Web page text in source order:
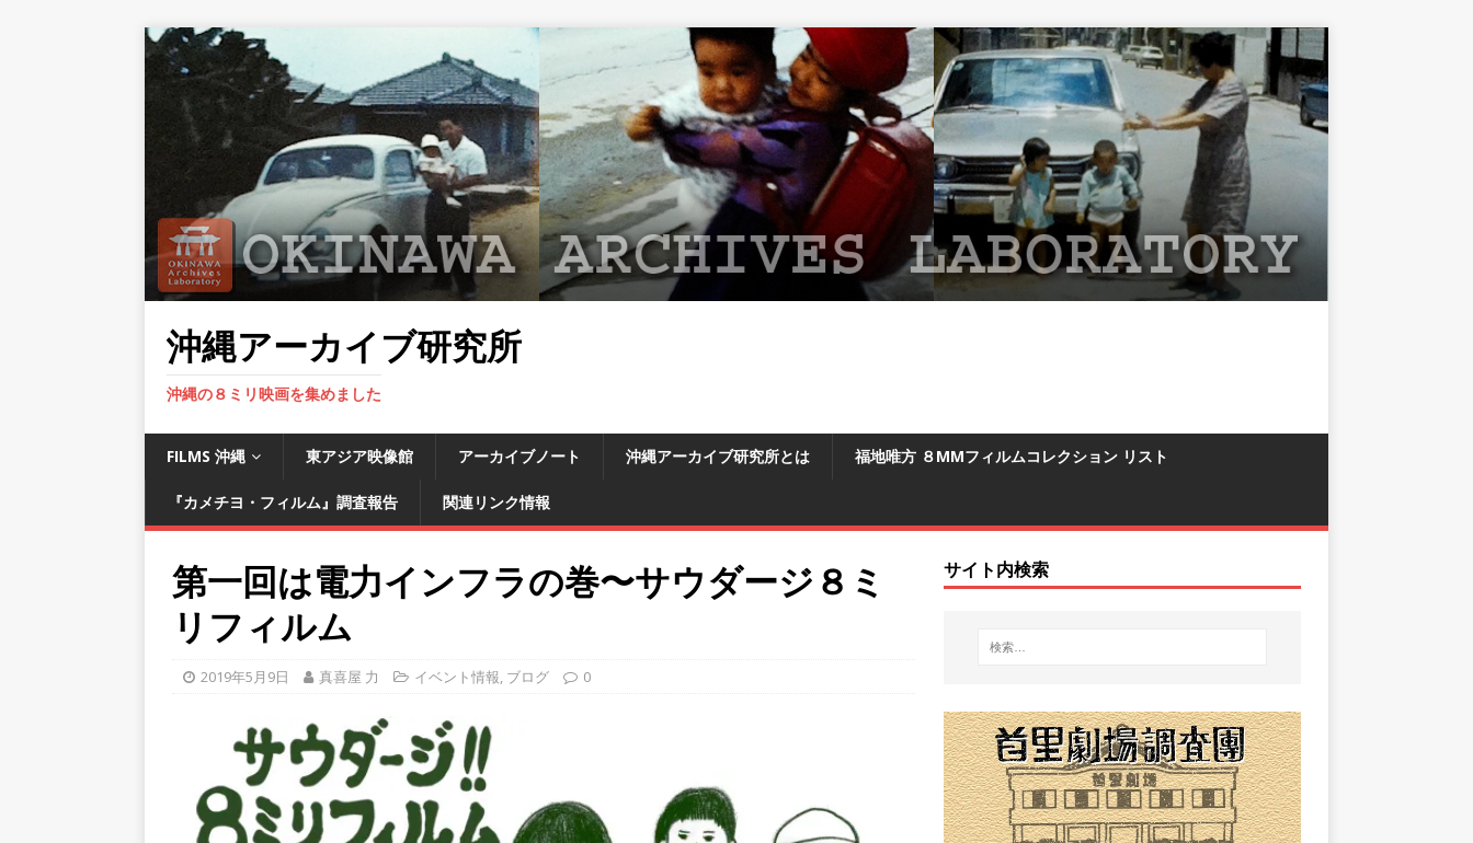
沖縄アーカイブ研究所
沖縄の８ミリ映画を集めました
FILMS 沖縄 東アジア映像館 アーカイブノート 沖縄アーカイブ研究所とは 福地唯方 ８MMフィルムコレクション リスト
『カメチヨ・フィルム』調査報告 関連リンク情報
第一回は電力インフラの巻〜サウダージ８ミ
リフィルム
2019年5月9日 真喜屋 力 イベント情報, ブログ 0
サイト内検索